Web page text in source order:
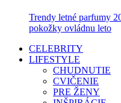
Trendy letné parfumy
pokožky ovládnu leto
CELEBRITY
LIFESTYLE
CHUDNUTIE
CVIČENIE
PRE ŽENY